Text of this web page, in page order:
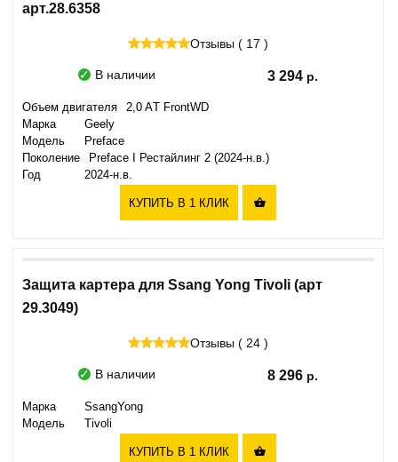
арт.28.6358
Отзывы ( 17 )
В наличии 3 294
Объем двигателя
2,0 AТ FrоntWD
Марка
Geely
Модель
Preface
Поколение
Preface I Рестайлинг 2 (2024-н.в.)
Год
2024-н.в.
КУПИТЬ В 1 КЛИК 
Защита картера для Ssang Yong Tivoli (арт
29.3049)
Отзывы ( 24 )
В наличии 8 296
Марка
SsangYong
Модель
Tivoli
КУПИТЬ В 1 КЛИК 